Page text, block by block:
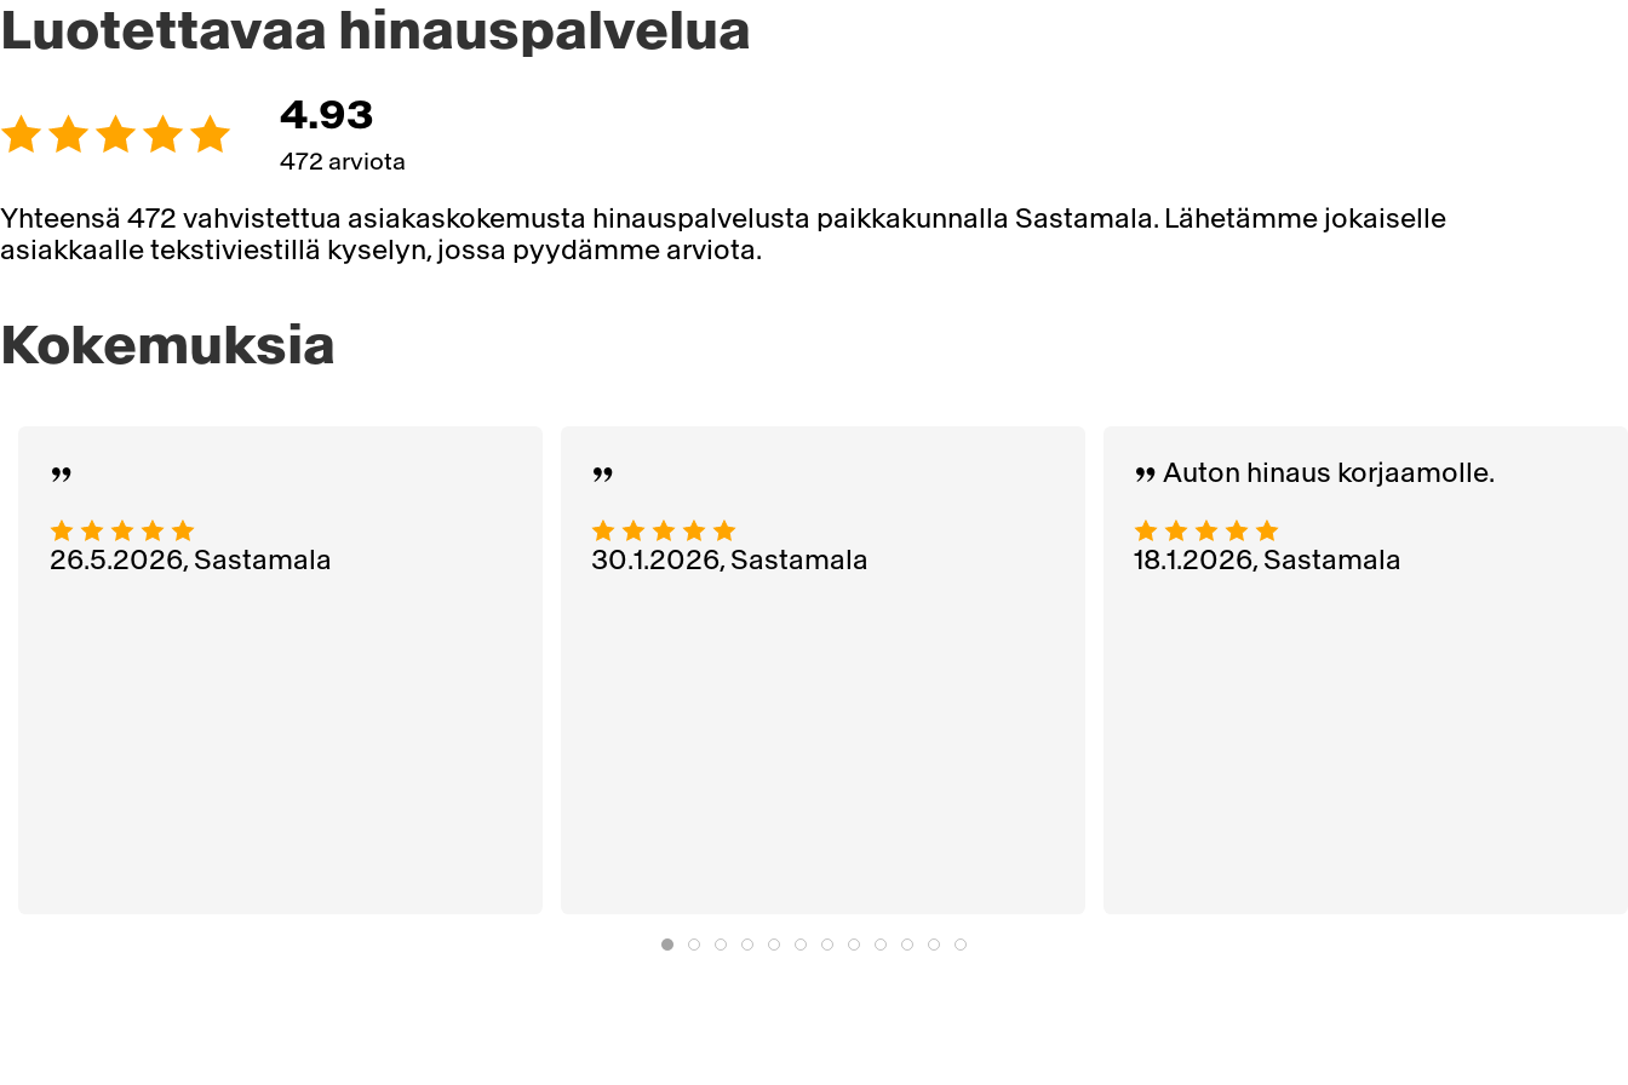
Luotettavaa hinauspalvelua
4.93
472 arviota
Yhteensä 472 vahvistettua asiakaskokemusta hinauspalvelusta paikkakunnalla Sastamala. Lähetämme jokaiselle
asiakkaalle tekstiviestillä kyselyn, jossa pyydämme arviota.
Kokemuksia
26.5.2026, Sastamala 30.1.2026, Sastamala
Auton hinaus korjaamolle.
18.1.2026, Sastamala